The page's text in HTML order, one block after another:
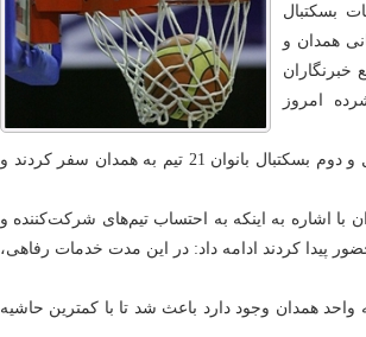
بسکتبال
همدان و
فشرده امروز
وی افزود: در مجموع دو مرحله میزبانی دسته اول و دوم بسکتبال بانوان 21 تیم به همدان سفر کردند و
با اشاره به اینکه به احتساب تیم‌های شرکت‌کننده و
470 نفر در همدان حضور پیدا کردند ادامه داد: در این مدت خدمات رفاهی،
همدان وجود دارد باعث شد تا با کمترین حاشیه